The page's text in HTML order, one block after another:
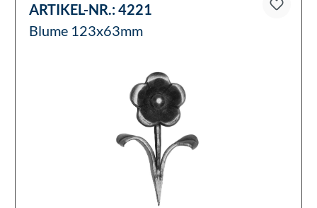
ARTIKEL-NR.:4221
Blume 123x63mm